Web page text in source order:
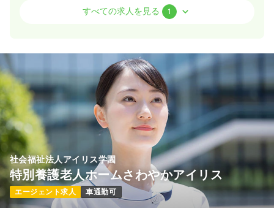
/月 賞与2回
時間 8:30～17:30（休憩60分）
日祝休み
年間休日120日 4週8休以上
月給20万円以上可
気になる 詳細を見る
すべての求人を見る 1
社会福祉法人アイリス学園
特別養護老人ホームさわやかアイリス
エージェント求人 車通勤可